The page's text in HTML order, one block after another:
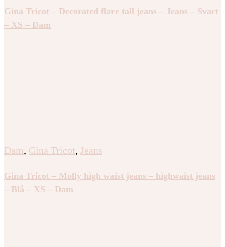
Gina Tricot – Decorated flare tall jeans – Jeans – Svart
– XS – Dam
Dam, Gina Tricot, Jeans
Gina Tricot – Molly high waist jeans – highwaist jeans
– Blå – XS – Dam